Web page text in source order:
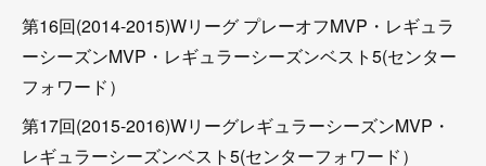
第16回(2014-2015)Wリーグ プレーオフMVP・レギュラ
ーシーズンMVP・レギュラーシーズンベスト5(センター
フォワード）
第17回(2015-2016)WリーグレギュラーシーズンMVP・
レギュラーシーズンベスト5(センターフォワード）